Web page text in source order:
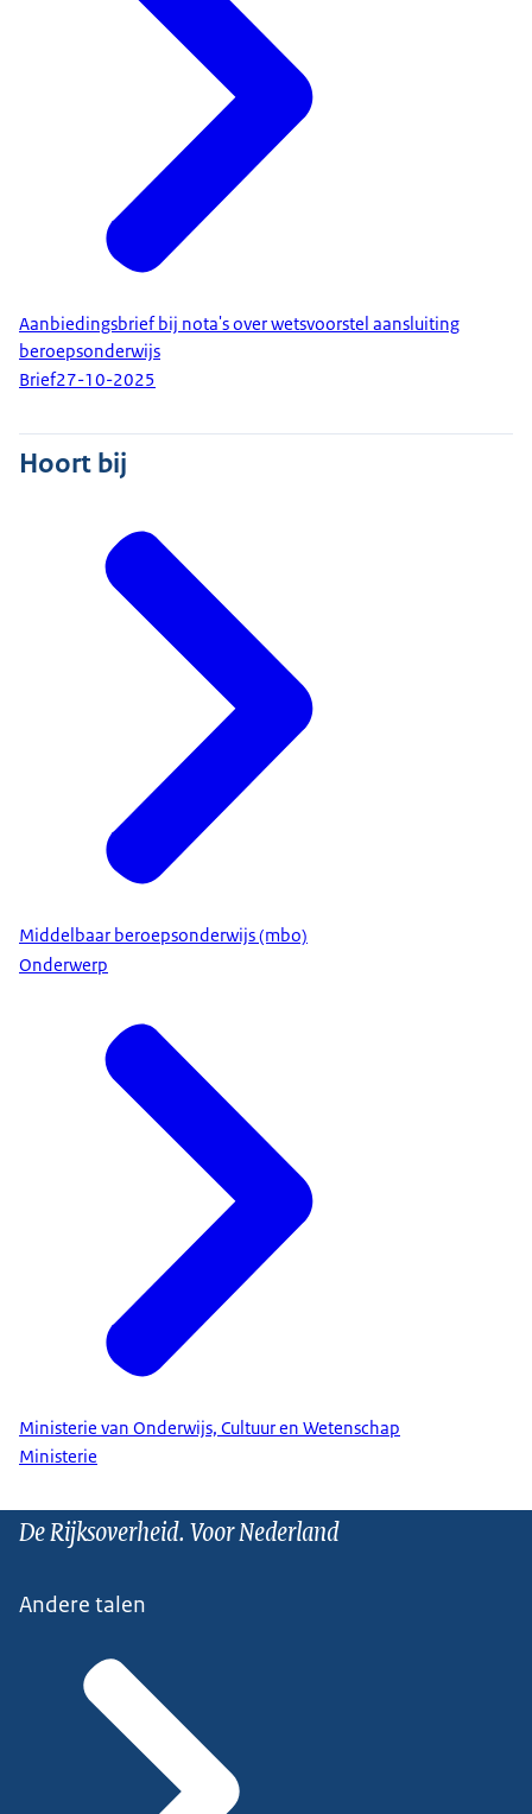
Aanbiedingsbrief bij nota's over wetsvoorstel aansluiting
beroepsonderwijs
Brief27-10-2025
Hoort bij
Middelbaar beroepsonderwijs (mbo)
Onderwerp
Ministerie van Onderwijs, Cultuur en Wetenschap
Ministerie
De Rijksoverheid. Voor Nederland
Andere talen